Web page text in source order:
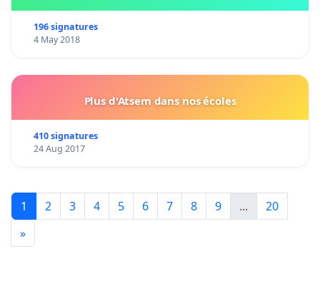
196 signatures
4 May 2018
Plus d'Atsem dans nos écoles
410 signatures
24 Aug 2017
1 2 3 4 5 6 7 8 9 ...
20
»